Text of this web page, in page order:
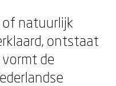
of natuurlijk
ontstaat
de